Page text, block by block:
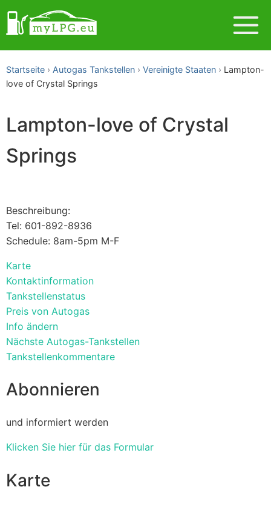
Startseite Autogas Tankstellen Vereinigte Staaten
Lampton-
love of Crystal Springs
Lampton-love of Crystal
Springs
Beschreibung:
Tel: 601-892-8936
Schedule: 8am-5pm M-F
Karte
Kontaktinformation
Tankstellenstatus
Preis von Autogas
Info ändern
Nächste Autogas-Tankstellen
Tankstellenkommentare
Abonnieren
und informiert werden
Klicken Sie hier für das Formular
Karte